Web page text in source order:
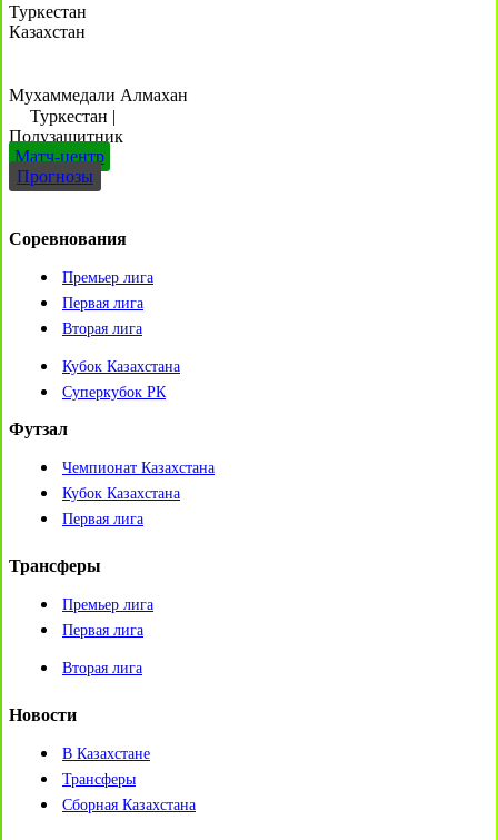
Туркестан
Казахстан
Мухаммедали Алмахан
Туркестан |
Полузащитник
Матч-центр
Прогнозы
Соревнования
Премьер лига
Первая лига
Вторая лига
Кубок Казахстана
Суперкубок РК
Футзал
Чемпионат Казахстана
Кубок Казахстана
Первая лига
Трансферы
Премьер лига
Первая лига
Вторая лига
Новости
В Казахстане
Трансферы
Сборная Казахстана